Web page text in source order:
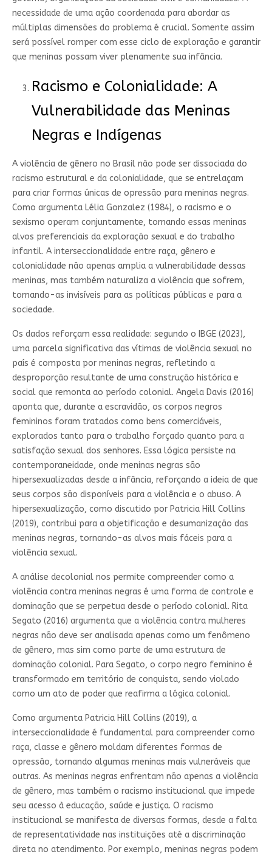
necessidade de uma ação coordenada para abordar as
múltiplas dimensões do problema é crucial. Somente assim
será possível romper com esse ciclo de exploração e garantir
que meninas possam viver plenamente sua infância.
Racismo e Colonialidade: A
Vulnerabilidade das Meninas
Negras e Indígenas
A violência de gênero no Brasil não pode ser dissociada do
racismo estrutural e da colonialidade, que se entrelaçam
para criar formas únicas de opressão para meninas negras.
Como argumenta Lélia Gonzalez (1984), o racismo e o
sexismo operam conjuntamente, tornando essas meninas
alvos preferenciais da exploração sexual e do trabalho
infantil. A interseccionalidade entre raça, gênero e
colonialidade não apenas amplia a vulnerabilidade dessas
meninas, mas também naturaliza a violência que sofrem,
tornando-as invisíveis para as políticas públicas e para a
sociedade.
Os dados reforçam essa realidade: segundo o IBGE (2023),
uma parcela significativa das vítimas de violência sexual no
país é composta por meninas negras, refletindo a
desproporção resultante de uma construção histórica e
social que remonta ao período colonial. Angela Davis (2016)
aponta que, durante a escravidão, os corpos negros
femininos foram tratados como bens comerciáveis,
explorados tanto para o trabalho forçado quanto para a
satisfação sexual dos senhores. Essa lógica persiste na
contemporaneidade, onde meninas negras são
hipersexualizadas desde a infância, reforçando a ideia de que
seus corpos são disponíveis para a violência e o abuso. A
hipersexualização, como discutido por Patricia Hill Collins
(2019), contribui para a objetificação e desumanização das
meninas negras, tornando-as alvos mais fáceis para a
violência sexual.
A análise decolonial nos permite compreender como a
violência contra meninas negras é uma forma de controle e
dominação que se perpetua desde o período colonial. Rita
Segato (2016) argumenta que a violência contra mulheres
negras não deve ser analisada apenas como um fenômeno
de gênero, mas sim como parte de uma estrutura de
dominação colonial. Para Segato, o corpo negro feminino é
transformado em território de conquista, sendo violado
como um ato de poder que reafirma a lógica colonial.
Como argumenta Patricia Hill Collins (2019), a
interseccionalidade é fundamental para compreender como
raça, classe e gênero moldam diferentes formas de
opressão, tornando algumas meninas mais vulneráveis que
outras. As meninas negras enfrentam não apenas a violência
de gênero, mas também o racismo institucional que impede
seu acesso à educação, saúde e justiça. O racismo
institucional se manifesta de diversas formas, desde a falta
de representatividade nas instituições até a discriminação
direta no atendimento. Por exemplo, meninas negras podem